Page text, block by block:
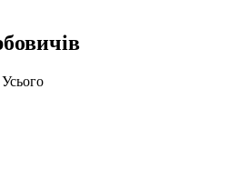
Усього